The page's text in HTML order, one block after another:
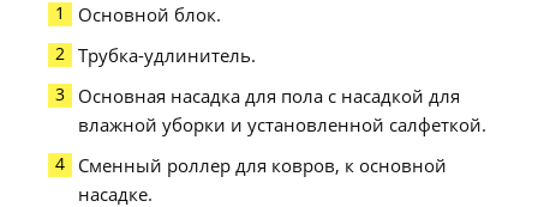
Основной блок.
Трубка-удлинитель.
Основная насадка для пола с насадкой для
влажной уборки и установленной салфеткой.
Сменный роллер для ковров, к основной
насадке.